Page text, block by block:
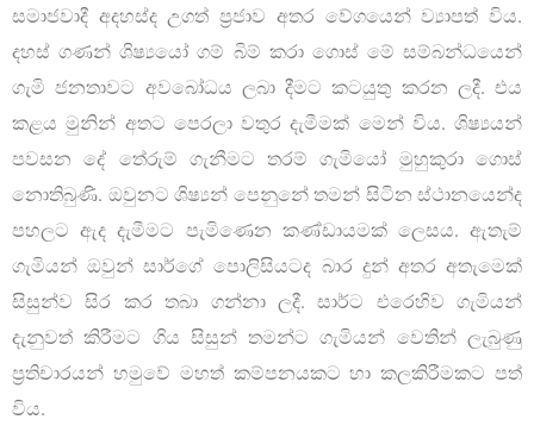
සමාජවාදී අදහස්ද උගත් ප්‍රජාව අතර වේගයෙන් ව්‍යාපත් විය.
දහස් ගණන් ශිෂ්‍යයෝ ගම් බිම් කරා ගොස් මේ සම්බන්ධයෙන්
ගැමි ජනතාවට අවබෝධය ලබා දීමට කටයුතු කරන ලදී. එය
කළය මුනින් අතට පෙරලා වතුර දැමීමක් මෙන් විය. ශිෂ්‍යයන්
පවසන දේ තේරුම් ගැනීමට තරම් ගැමියෝ මුහුකුරා ගොස්
නොතිබුණි. ඔවුනට ශිෂ්‍යන් පෙනුනේ තමන් සිටින ස්ථානයෙන්ද
පහලට ඇද දැමීමට පැමිණෙන කණ්ඩායමක් ලෙසය. ඇතැම්
ගැමියන් ඔවුන් සාර්ගේ පොලිසියටද බාර දුන් අතර අතැමෙක්
සිසුන්ව සිර කර තබා ගන්නා ලදී. සාර්ට එරෙහිව ගැමියන්
දැනුවත් කිරීමට ගිය සිසුන් තමන්ට ගැමියන් වෙතින් ලැබුණු
ප්‍රතිචාරයන් හමුවේ මහත් කම්පනයකට හා කලකිරීමකට පත්
විය.